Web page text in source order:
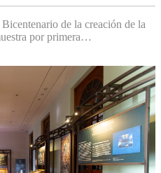
de la creación de la
por primera…